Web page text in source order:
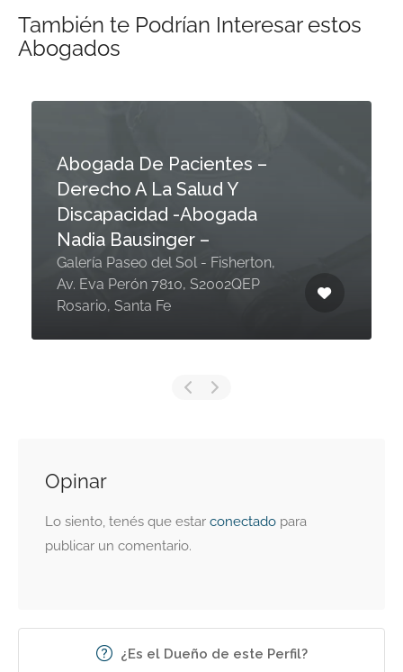
También te Podrían Interesar estos
Abogados
Abogada De Pacientes –
Derecho A La Salud Y
Discapacidad -Abogada
Nadia Bausinger –
Galería Paseo del Sol - Fisherton,
Av. Eva Perón 7810, S2002QEP
Rosario, Santa Fe
Opinar
Lo siento, tenés que estar conectado para
publicar un comentario.
¿Es el Dueño de este Perfil?